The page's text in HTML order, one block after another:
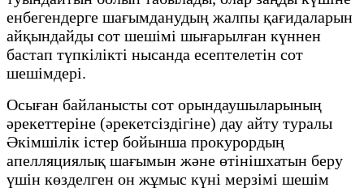
енбегендерге шағымданудың жалпы қағидаларын
айқындайды сот шешімі шығарылған күннен
бастап түпкілікті нысанда есептелетін сот
шешімдері.
Осыған байланысты сот орындаушыларының
әрекеттеріне (әрекетсіздігіне) дау айту туралы
Әкімшілік істер бойынша прокурордың
апелляциялық шағымын және өтінішхатын беру
үшін көзделген он жұмыс күні мерзімі шешім